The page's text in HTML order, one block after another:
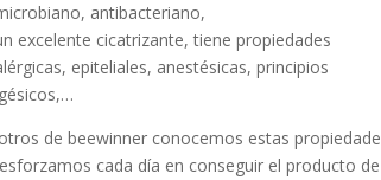
antibacteriano,
excelente cicatrizante, tiene propiedades
epiteliales, anestésicas, principios
de beewinner conocemos estas
cada día en conseguir el producto